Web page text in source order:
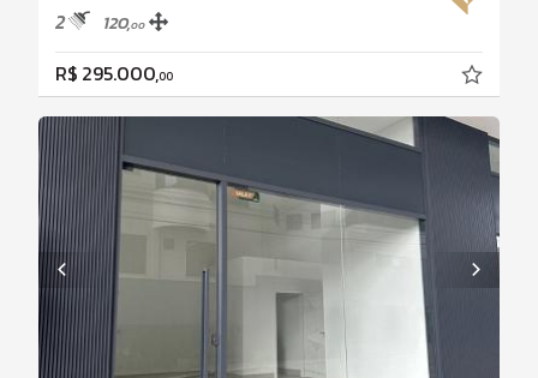
2 120,00
R$ 295.000,00